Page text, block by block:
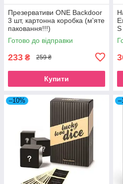
Презервативи ONE Backdoor
3 шт, картонна коробка (м'яте
паковання!!!)
Готово до відправки
233 ₴ 259 ₴
Купити
S
–10%